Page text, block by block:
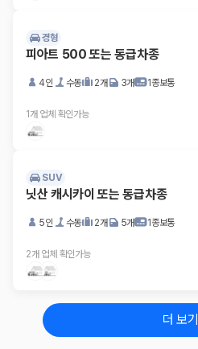
경형
피아트 500 또는 동급차종
4인 수동 2개 3개 1종보통
1개 업체 확인가능
SUV
닛산 캐시카이 또는 동급차종
5인 수동 2개 5개 1종보통
2개 업체 확인가능
더 보기